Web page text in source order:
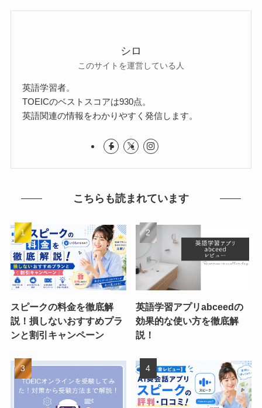
シロ
このサイトを運営している人
英語学習者。
TOEICのベストスコアは930点。
英語関連の情報をわかりやすく発信します。
こちらも読まれています
スピークの料金を徹底解
説！損しないおすすめプラ
ンと割引キャンペーン
英語学習アプリabceedの
効果的な使い方を徹底解
説！